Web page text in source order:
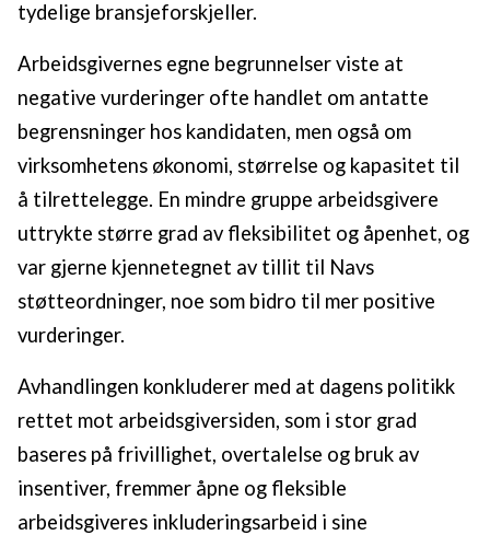
oversikten lengre ned på denne siden.
tydelige bransjeforskjeller.
Arbeidsgivernes egne begrunnelser viste at
negative vurderinger ofte handlet om antatte
begrensninger hos kandidaten, men også om
virksomhetens økonomi, størrelse og kapasitet til
å tilrettelegge. En mindre gruppe arbeidsgivere
uttrykte større grad av fleksibilitet og åpenhet, og
var gjerne kjennetegnet av tillit til Navs
støtteordninger, noe som bidro til mer positive
vurderinger.
Avhandlingen konkluderer med at dagens politikk
rettet mot arbeidsgiversiden, som i stor grad
baseres på frivillighet, overtalelse og bruk av
insentiver, fremmer åpne og fleksible
arbeidsgiveres inkluderingsarbeid i sine